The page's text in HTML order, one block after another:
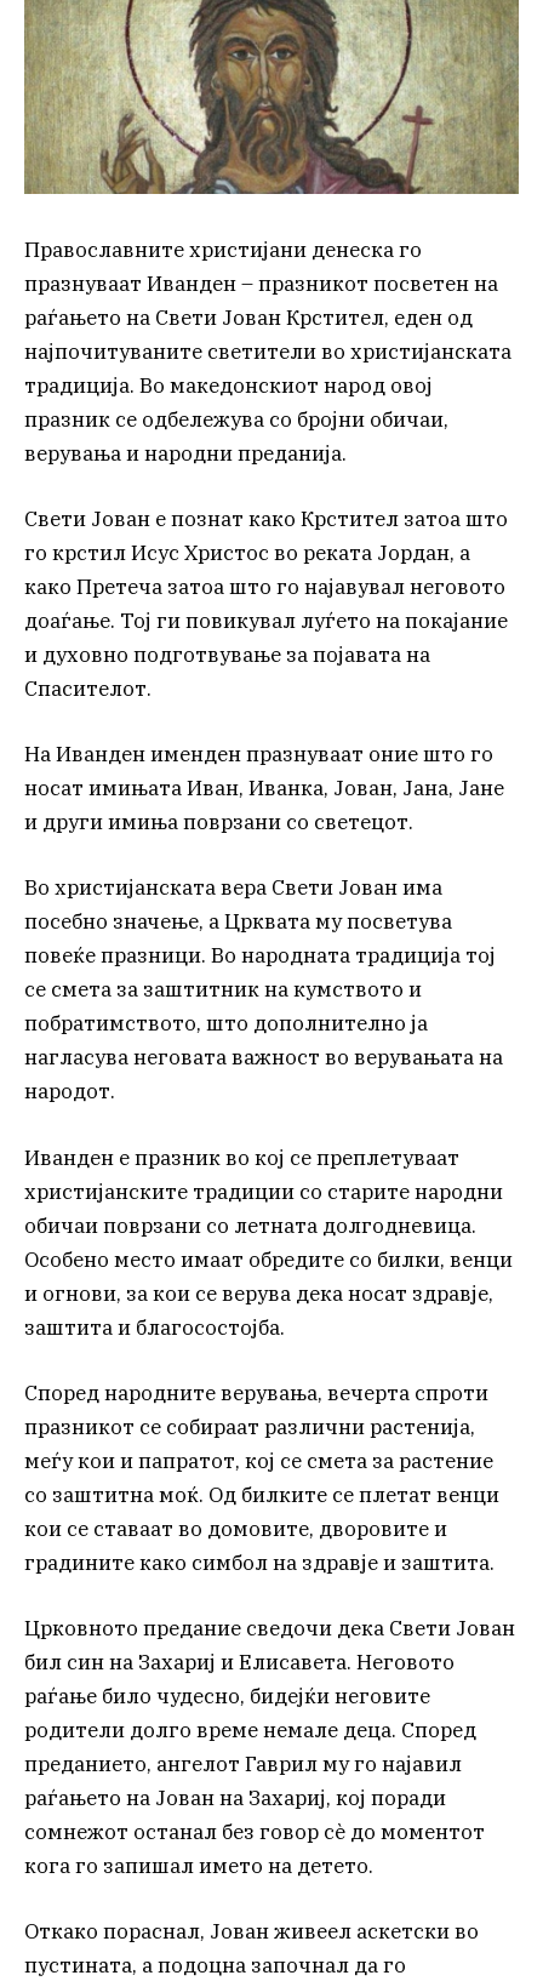
Православните христијани денеска го
празнуваат Иванден – празникот посветен на
раѓањето на Свети Јован Крстител, еден од
најпочитуваните светители во христијанската
традиција. Во македонскиот народ овој
празник се одбележува со бројни обичаи,
верувања и народни преданија.
Свети Јован е познат како Крстител затоа што
го крстил Исус Христос во реката Јордан, а
како Претеча затоа што го најавувал неговото
доаѓање. Тој ги повикувал луѓето на покајание
и духовно подготвување за појавата на
Спасителот.
На Иванден именден празнуваат оние што го
носат имињата Иван, Иванка, Јован, Јана, Јане
и други имиња поврзани со светецот.
Во христијанската вера Свети Јован има
посебно значење, а Црквата му посветува
повеќе празници. Во народната традиција тој
се смета за заштитник на кумството и
побратимството, што дополнително ја
нагласува неговата важност во верувањата на
народот.
Иванден е празник во кој се преплетуваат
христијанските традиции со старите народни
обичаи поврзани со летната долгодневица.
Особено место имаат обредите со билки, венци
и огнови, за кои се верува дека носат здравје,
заштита и благосостојба.
Според народните верувања, вечерта спроти
празникот се собираат различни растенија,
меѓу кои и папратот, кој се смета за растение
со заштитна моќ. Од билките се плетат венци
кои се ставаат во домовите, дворовите и
градините како симбол на здравје и заштита.
Црковното предание сведочи дека Свети Јован
бил син на Захариј и Елисавета. Неговото
раѓање било чудесно, бидејќи неговите
родители долго време немале деца. Според
преданието, ангелот Гаврил му го најавил
раѓањето на Јован на Захариј, кој поради
сомнежот останал без говор сè до моментот
кога го запишал името на детето.
Откако пораснал, Јован живеел аскетски во
пустината, а подоцна започнал да го